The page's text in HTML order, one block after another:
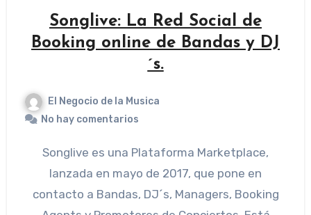
Songlive: La Red Social de
Booking online de Bandas y DJ
´s.
El Negocio de la Musica
No hay comentarios
Songlive es una Plataforma Marketplace,
lanzada en mayo de 2017, que pone en
contacto a Bandas, DJ´s, Managers, Booking